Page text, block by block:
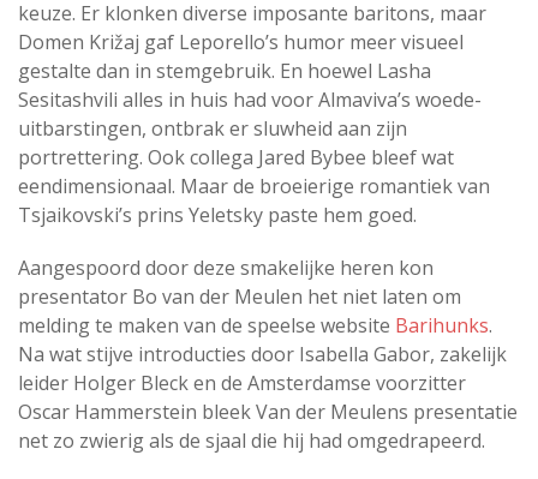
keuze. Er klonken diverse imposante baritons, maar
Domen Križaj gaf Leporello’s humor meer visueel
gestalte dan in stemgebruik. En hoewel Lasha
Sesitashvili alles in huis had voor Almaviva’s woede-
uitbarstingen, ontbrak er sluwheid aan zijn
portrettering. Ook collega Jared Bybee bleef wat
eendimensionaal. Maar de broeierige romantiek van
Tsjaikovski’s prins Yeletsky paste hem goed.
Aangespoord door deze smakelijke heren kon
presentator Bo van der Meulen het niet laten om
melding te maken van de speelse website Barihunks.
Na wat stijve introducties door Isabella Gabor, zakelijk
leider Holger Bleck en de Amsterdamse voorzitter
Oscar Hammerstein bleek Van der Meulens presentatie
net zo zwierig als de sjaal die hij had omgedrapeerd.